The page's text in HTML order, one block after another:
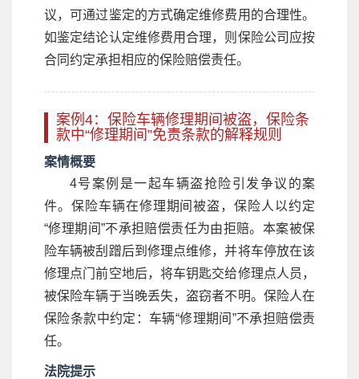
议，可通过鉴定的方式确定维修费用的合理性。
如鉴定结论认定维修费用合理，则保险公司应按
合同约定承担相应的保险赔偿责任。
案例4：保险车辆修理期间被盗，保险条
款中“修理期间”免责条款的解释规则
案情概要
4号案例是一起车辆盗抢险引发争议的案
件。保险车辆在修理期间被盗，保险人以约定
“修理期间”不承担赔偿责任为由拒赔。本案被保
险车辆被刮蹭后到修理点维修，并将车停放在该
修理点门前空地后，将车钥匙交给修理点人员，
被保险车辆于当晚丢失，盗窃者不明。保险人在
保险条款中约定：车辆“修理期间”不承担赔偿责
任。
法院提示